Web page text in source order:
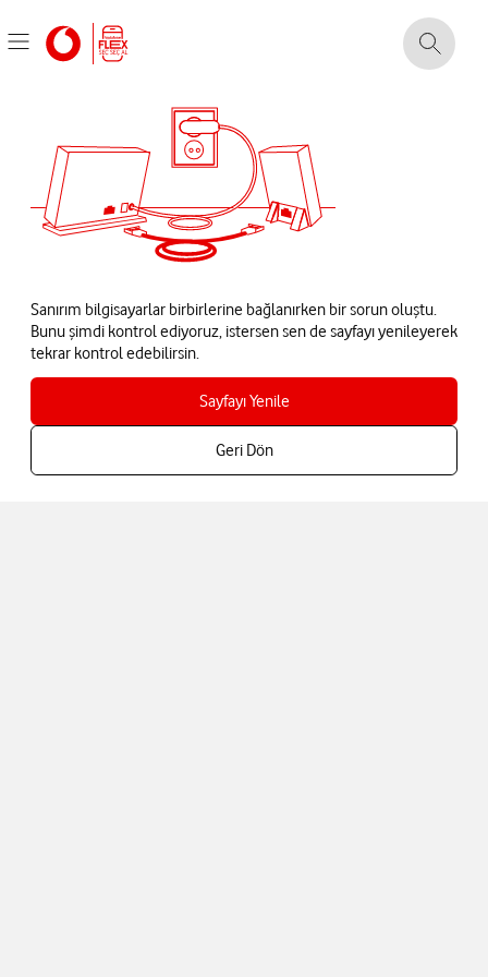
Sanırım bilgisayarlar birbirlerine bağlanırken bir sorun oluştu.
Bunu şimdi kontrol ediyoruz, istersen sen de sayfayı yenileyerek
tekrar kontrol edebilirsin.
Sayfayı Yenile
Geri Dön